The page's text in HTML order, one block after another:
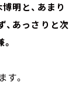
明と、あまり
あっさりと次
す。